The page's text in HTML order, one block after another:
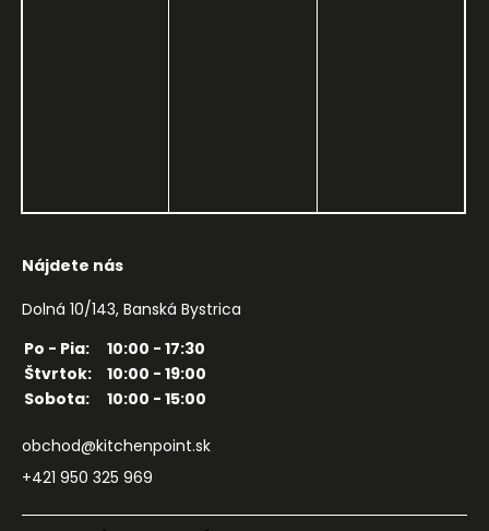
Nájdete nás
Dolná 10/143, Banská Bystrica
Po - Pia:
10:00 - 17:30
Štvrtok:
10:00 - 19:00
Sobota:
10:00 - 15:00
obchod@kitchenpoint.sk
+421 950 325 969